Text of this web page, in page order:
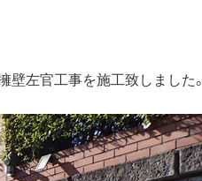
壁左官工事を施工致しました。